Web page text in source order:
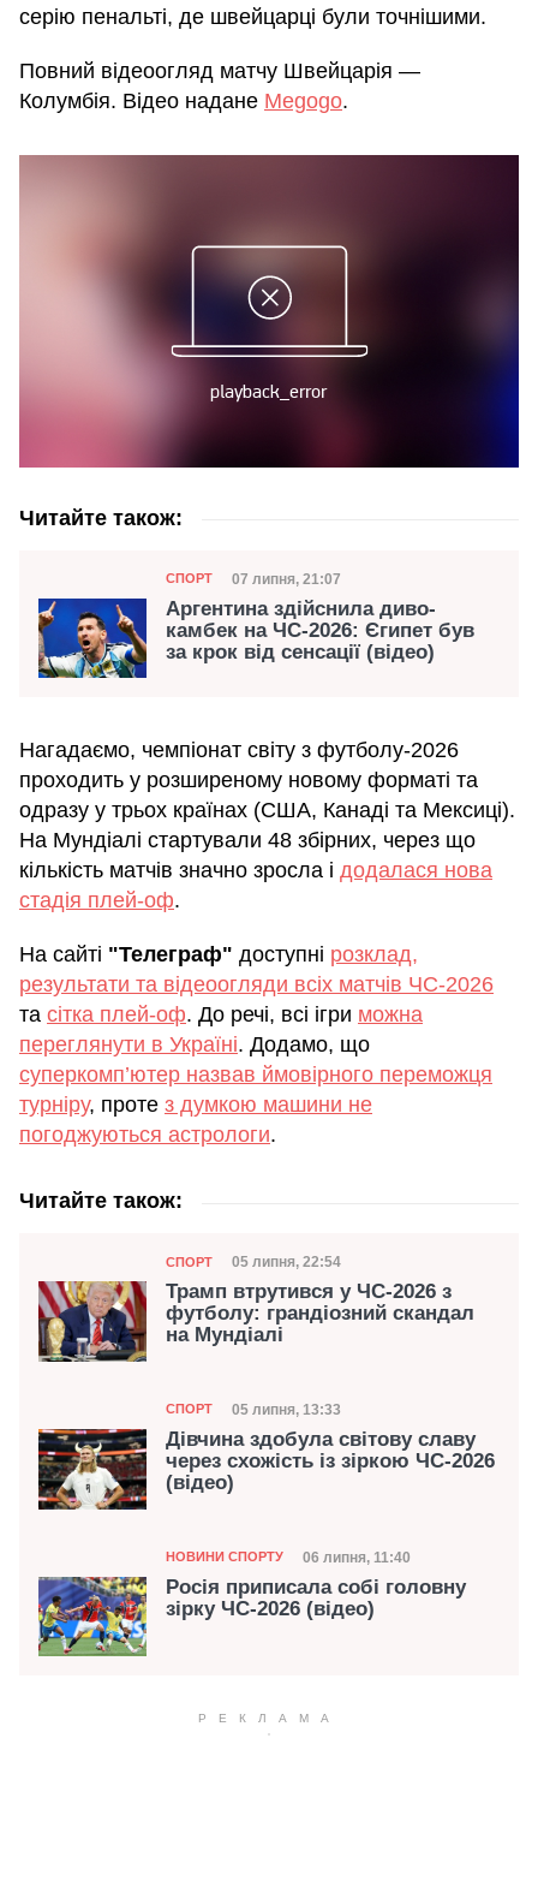
серію пенальті, де швейцарці були точнішими.
Повний відеоогляд матчу Швейцарія —
Колумбія. Відео надане Megogo.
Читайте також:
Категорія
СПОРТ Дата публікації
07 липня, 21:07
Аргентина здійснила диво-
камбек на ЧС-2026: Єгипет був
за крок від сенсації (відео)
Нагадаємо, чемпіонат світу з футболу-2026
проходить у розширеному новому форматі та
одразу у трьох країнах (США, Канаді та Мексиці).
На Мундіалі стартували 48 збірних, через що
кількість матчів значно зросла і додалася нова
стадія плей-оф.
На сайті "Телеграф" доступні розклад,
результати та відеоогляди всіх матчів ЧС-2026
та сітка плей-оф. До речі, всі ігри можна
переглянути в Україні. Додамо, що
суперкомп’ютер назвав ймовірного переможця
турніру, проте з думкою машини не
погоджуються астрологи.
Читайте також:
Категорія
СПОРТ Дата публікації
05 липня, 22:54
Трамп втрутився у ЧС-2026 з
футболу: грандіозний скандал
на Мундіалі
Категорія
СПОРТ Дата публікації
05 липня, 13:33
Дівчина здобула світову славу
через схожість із зіркою ЧС-2026
(відео)
Категорія
НОВИНИ СПОРТУ Дата публікації
06 липня, 11:40
Росія приписала собі головну
зірку ЧС-2026 (відео)